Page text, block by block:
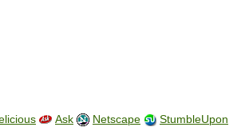
Ask Netscape StumbleUpon